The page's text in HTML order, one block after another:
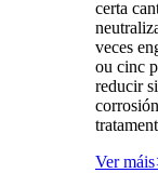
certa
veces
ou cinc
reducir
Ver máis